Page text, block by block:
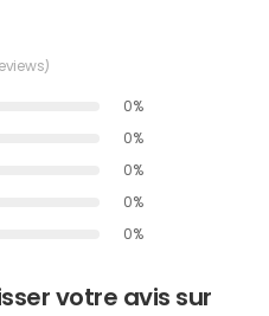
0%
0%
0%
0%
0%
votre avis sur